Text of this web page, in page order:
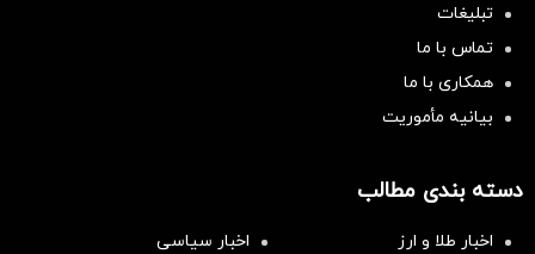
تبلیغات
تماس با ما
همکاری با ما
بیانیه مأموریت
دسته بندی مطالب
اخبار طلا و ارز
اخبار سیاسی